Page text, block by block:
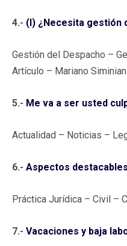
4.- (I) ¿Necesita gestión
Gestión del Despacho –
Artículo – Mariano
5.- Me va a ser usted
Actualidad – Noticias –
6.- Aspectos
Práctica Jurídica – Civil –
7.- Vacaciones y baja